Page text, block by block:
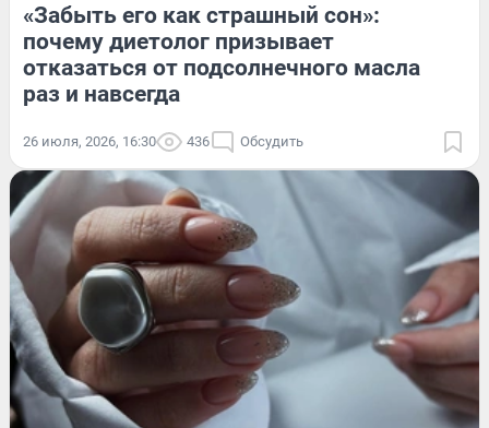
«Забыть его как страшный сон»:
почему диетолог призывает
отказаться от подсолнечного масла
раз и навсегда
26 июля, 2026, 16:30 436 Обсудить